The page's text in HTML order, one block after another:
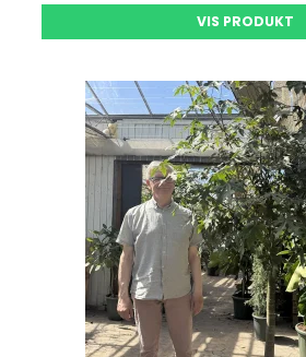
VIS PRODUKT